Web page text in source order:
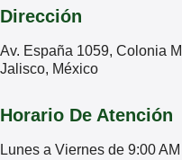
Dirección
Av. España 1059, Colonia
Jalisco, México
Horario De Atención
Lunes a Viernes de 9:00